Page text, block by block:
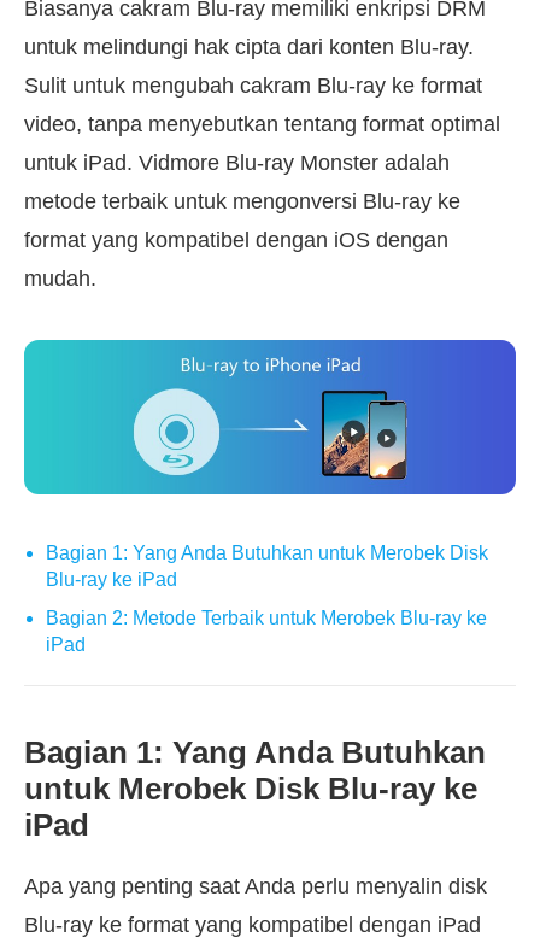
Biasanya cakram Blu-ray memiliki enkripsi DRM
untuk melindungi hak cipta dari konten Blu-ray.
Sulit untuk mengubah cakram Blu-ray ke format
video, tanpa menyebutkan tentang format optimal
untuk iPad. Vidmore Blu-ray Monster adalah
metode terbaik untuk mengonversi Blu-ray ke
format yang kompatibel dengan iOS dengan
mudah.
Bagian 1: Yang Anda Butuhkan untuk Merobek Disk
Blu-ray ke iPad
Bagian 2: Metode Terbaik untuk Merobek Blu-ray ke
iPad
Bagian 1: Yang Anda Butuhkan
untuk Merobek Disk Blu-ray ke
iPad
Apa yang penting saat Anda perlu menyalin disk
Blu-ray ke format yang kompatibel dengan iPad